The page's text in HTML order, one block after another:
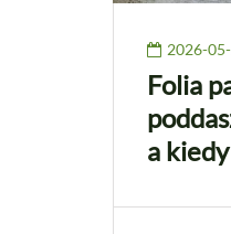
2026-
Folia
a